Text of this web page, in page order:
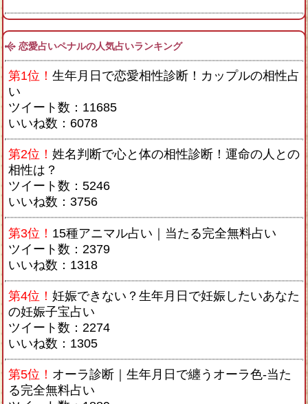
恋愛占いペナルの人気占いランキング
第1位！ 生年月日で恋愛相性診断！カップルの相性占
い
ツイート数：11685
いいね数：6078
第2位！ 姓名判断で心と体の相性診断！運命の人との
相性は？
ツイート数：5246
いいね数：3756
第3位！ 15種アニマル占い｜当たる完全無料占い
ツイート数：2379
いいね数：1318
第4位！ 妊娠できない？生年月日で妊娠したいあなた
の妊娠子宝占い
ツイート数：2274
いいね数：1305
第5位！ オーラ診断｜生年月日で纏うオーラ色-当た
る完全無料占い